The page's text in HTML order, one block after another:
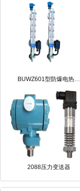
BUWZ601型防爆电热…
2088压力变送器